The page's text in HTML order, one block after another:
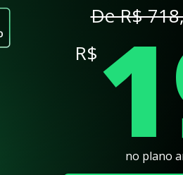
De R$
R$
no plano